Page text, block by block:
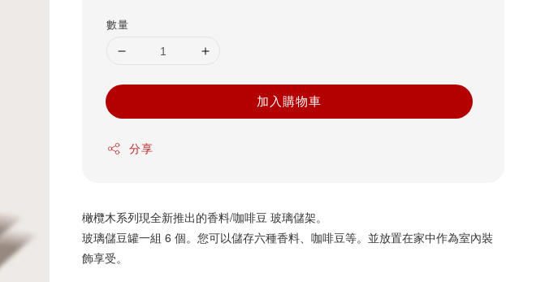
數量
加入購物車
分享
橄欖木系列現全新推出的香料/咖啡豆 玻璃儲架。
玻璃儲豆罐一組 6 個。您可以儲存六種香料、咖啡豆等。並放置在家中作為室內裝
飾享受。